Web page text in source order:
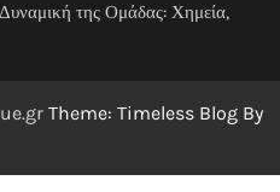
της Ομάδας: Χημεία,
Theme: Timeless Blog By